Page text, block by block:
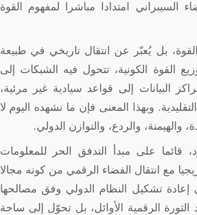
السيبراني امتدادا مباشرا لمفهوم القوة
بل يُعبّر عن انتقال تاريخي في طبيعة
القوة الكونية، تتحول فيه الشبكات إلى
البيانات إلى قواعد سيادية غير مرئية،
وبهذا المعنى فإن ما نشهده اليوم لا
والهيمنة، والردع، والتوازن الدولي.
قائما على مبدأ التدفق الحر للمعلومات
مع انتقال الفضاء الرقمي من كونه مجالا
إعادة تشكيل النظام الدولي وفق مصالحها
الثورة الرقمية الأوائل، بل تحوّل إلى ساحة